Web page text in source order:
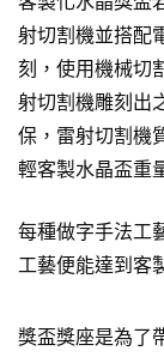
射切割機並搭配
刻，使用機械切
射切割機雕刻出
保，雷射切割機
輕客製水晶盃重
每種做字手法工
工藝便能達到客
獎盃獎座是為了